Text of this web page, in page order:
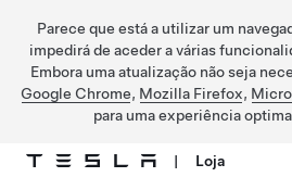
Parece que está a utilizar um
impedirá de aceder a várias
Embora uma atualização não seja
Google Chrome, Mozilla Firefox,
para uma experiência
| Loja